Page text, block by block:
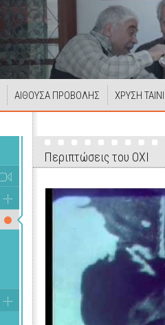
ΑΙΘΟΥΣΑ ΠΡΟΒΟΛΗΣ ΧΡΥΣΗ
Περιπτώσεις του ΟΧΙ